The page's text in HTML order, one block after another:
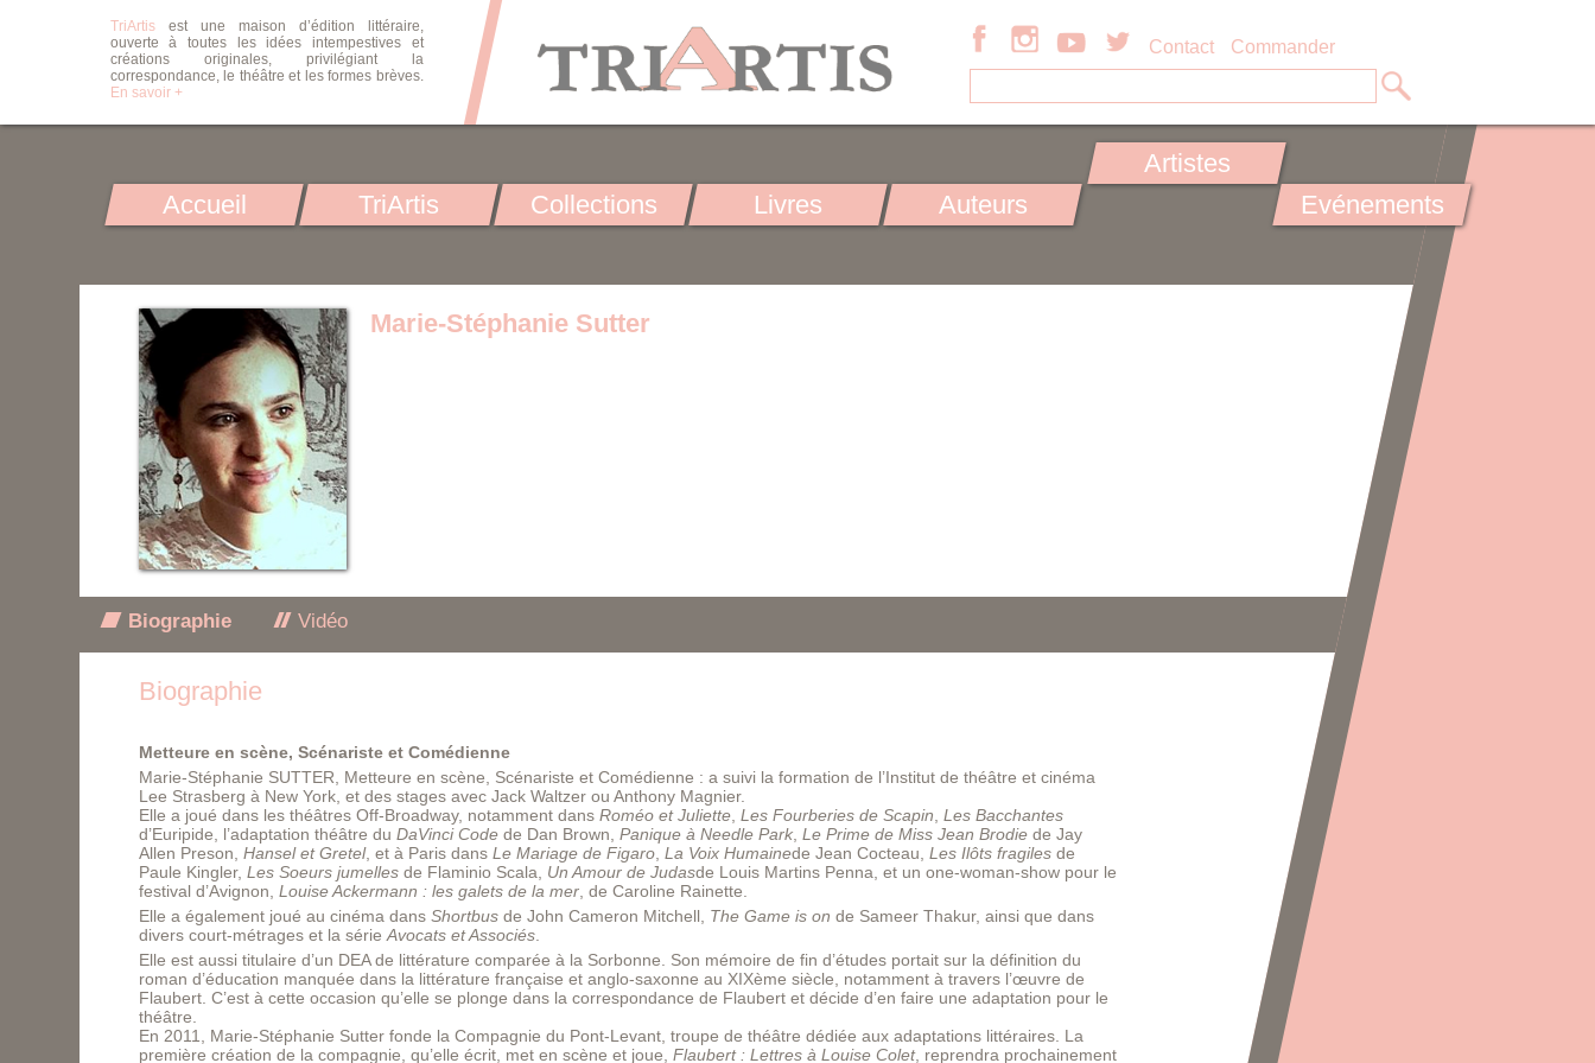
TriArtisest une maison d’édition littéraire,
ouverte à toutes les idées intempestives et
créations originales, privilégiant la
correspondance, le théâtre et les formes brèves.
En savoir +
Contact Commander
Accueil TriArtis Collections Livres Auteurs
Artistes
Evénements
Marie-Stéphanie Sutter
Biographie Vidéo
Biographie
Metteure en scène, Scénariste et Comédienne
Marie-Stéphanie SUTTER, Metteure en scène, Scénariste et Comédienne : a suivi la formation de l’Institut de théâtre et cinéma
Lee Strasberg à New York, et des stages avec Jack Waltzer ou Anthony Magnier.
Elle a joué dans les théâtres Off-Broadway, notamment dansRoméo et Juliette ,Les Fourberies de Scapin ,Les Bacchantes
d’Euripide, l’adaptation théâtre duDaVinci Code de Dan Brown,Panique à Needle Park ,Le Prime de Miss Jean Brodie de Jay
Allen Preson,Hansel et Gretel, et à Paris dansLe Mariage de Figaro ,La Voix Humainede Jean Cocteau,Les Ilôts fragiles de
Paule Kingler,Les Soeurs jumelles de Flaminio Scala, Un Amour de Judasde Louis Martins Penna, et un one-woman-show pour le
festival d’Avignon,Louise Ackermann : les galets de la mer , de Caroline Rainette.
Elle a également joué au cinéma dansShortbus de John Cameron Mitchell, The Game is on de Sameer Thakur, ainsi que dans
divers court-métrages et la sérieAvocats et Associés
Elle est aussi titulaire d’un DEA de littérature comparée à la Sorbonne. Son mémoire de fin d’études portait sur la définition du
roman d’éducation manquée dans la littérature française et anglo-saxonne au XIXème siècle, notamment à travers l’œuvre de
Flaubert. C’est à cette occasion qu’elle se plonge dans la correspondance de Flaubert et décide d’en faire une adaptation pour le
théâtre.
En 2011, Marie-Stéphanie Sutter fonde la Compagnie du Pont-Levant, troupe de théâtre dédiée aux adaptations littéraires. La
première création de la compagnie, qu’elle écrit, met en scène et joue,Flaubert : Lettres à Louise Colet, reprendra prochainement